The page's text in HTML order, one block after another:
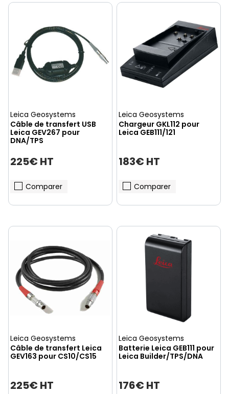
Leica Geosystems
Câble de transfert USB
Leica GEV267 pour
DNA/TPS
225€ HT
Comparer
Leica Geosystems
Chargeur GKL112 pour
Leica GEB111/121
183€ HT
Comparer
Leica Geosystems
Câble de transfert Leica
GEV163 pour CS10/CS15
225€ HT
Leica Geosystems
Batterie Leica GEB111 pour
Leica Builder/TPS/DNA
176€ HT